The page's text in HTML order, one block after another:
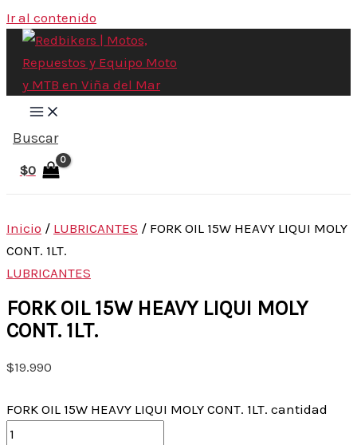
Ir al contenido
Buscar
$0
Inicio / LUBRICANTES / FORK OIL 15W HEAVY LIQUI MOLY
CONT. 1LT.
LUBRICANTES
FORK OIL 15W HEAVY LIQUI MOLY
CONT. 1LT.
$19.990
FORK OIL 15W HEAVY LIQUI MOLY CONT. 1LT. cantidad